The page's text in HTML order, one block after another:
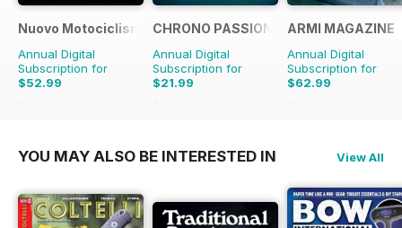
Nuovo Motociclismo e Fuoristrada d'Epoca
Annual Digital
Subscription for
$52.99
$69.90
CHRONO PASSION
Annual Digital
Subscription for
$21.99
$41.94
ARMI MAGAZINE
Annual Digital
Subscription for
$62.99
$65.88
YOU MAY ALSO BE INTERESTED IN View All